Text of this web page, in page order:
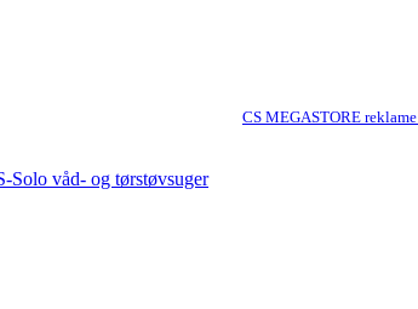
CS MEGASTORE reklame
våd- og tørstøvsuger